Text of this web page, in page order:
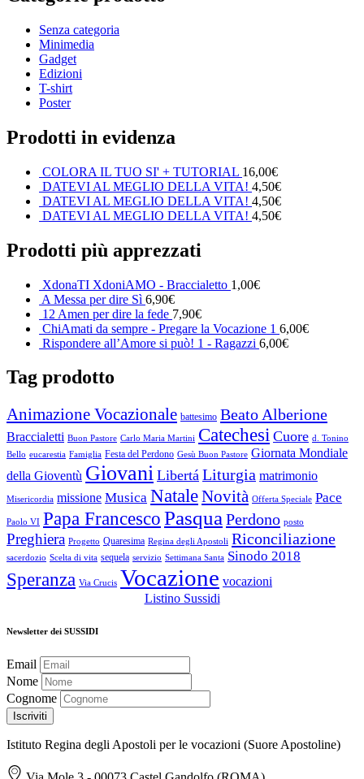
Senza categoria
Minimedia
Gadget
Edizioni
T-shirt
Poster
Prodotti in evidenza
COLORA IL TUO SI' + TUTORIAL 16,00€
DATEVI AL MEGLIO DELLA VITA! 4,50€
DATEVI AL MEGLIO DELLA VITA! 4,50€
DATEVI AL MEGLIO DELLA VITA! 4,50€
Prodotti più apprezzati
XdonaTI XdoniAMO - Braccialetto 1,00€
A Messa per dire Sì 6,90€
12 Amen per dire la fede 7,90€
ChiAmati da sempre - Pregare la Vocazione 1 6,00€
Rispondere all’Amore si può! 1 - Ragazzi 6,00€
Tag prodotto
Animazione Vocazionale battesimo Beato Alberione
Braccialetti Buon Pastore Carlo Maria Martini Catechesi Cuore d. Tonino
Bello eucarestia Famiglia Festa del Perdono Gesù Buon Pastore Giornata Mondiale
della Gioventù Giovani Libertá Liturgia matrimonio
Misericordia missione Musica NataleNovità Offerta Speciale Pace
Paolo VI Papa FrancescoPasqua Perdono posto
Preghiera Progetto Quaresima Regina degli Apostoli Riconciliazione
sacerdozio Scelta di vita sequela servizio Settimana Santa Sinodo 2018
Speranza Via Crucis Vocazione vocazioni
Listino Sussidi
Newsletter dei SUSSIDI
Email
Nome
Cognome
Istituto Regina degli Apostoli per le vocazioni (Suore Apostoline)